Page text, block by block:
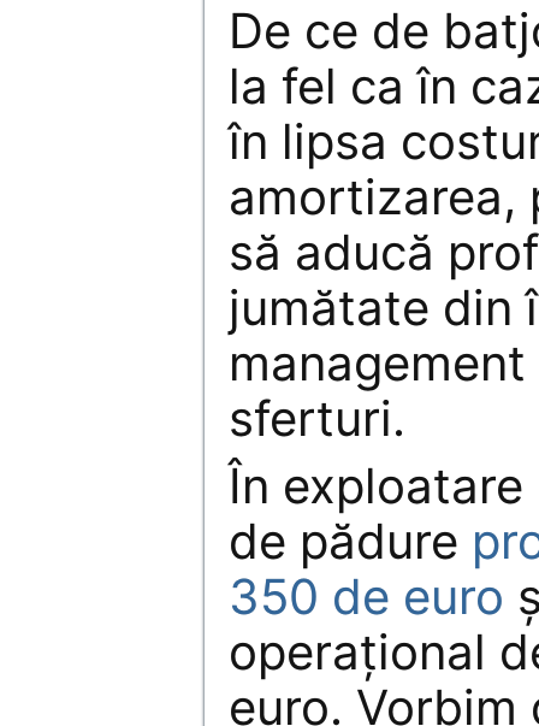
De ce de
la fel ca în
în lipsa
amortizarea,
să aducă
jumătate din
sferturi.
În
de pădure
350 de euro
operaţional
euro. Vorbim